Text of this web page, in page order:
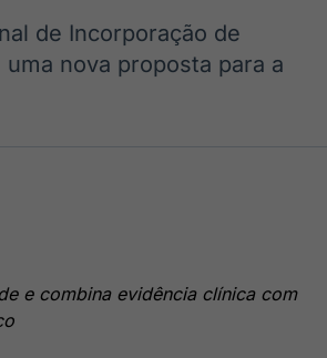
Curadoria de
conteúdos
noticiosos
de Incorporação de
nova proposta para a
e combina evidência clínica com